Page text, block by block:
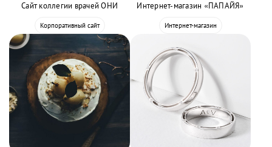
Сайт коллегии врачей ОНИ
Корпоративный сайт
Интернет-магазин «ПАПАЙЯ»
Интернет-магазин